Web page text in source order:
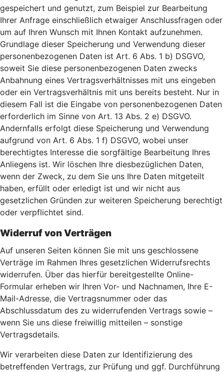
gespeichert und genutzt, zum Beispiel zur Bearbeitung
Ihrer Anfrage einschließlich etwaiger Anschlussfragen oder
um auf Ihren Wunsch mit Ihnen Kontakt aufzunehmen.
Grundlage dieser Speicherung und Verwendung dieser
personenbezogenen Daten ist Art. 6 Abs. 1 b) DSGVO,
soweit Sie diese personenbezogenen Daten zwecks
Anbahnung eines Vertragsverhältnisses mit uns eingeben
oder ein Vertragsverhältnis mit uns bereits besteht. Nur in
diesem Fall ist die Eingabe von personenbezogenen Daten
erforderlich im Sinne von Art. 13 Abs. 2 e) DSGVO.
Andernfalls erfolgt diese Speicherung und Verwendung
aufgrund von Art. 6 Abs. 1 f) DSGVO, wobei unser
berechtigtes Interesse die sorgfältige Bearbeitung Ihres
Anliegens ist. Wir löschen Ihre diesbezüglichen Daten,
wenn der Zweck, zu dem Sie uns Ihre Daten mitgeteilt
haben, erfüllt oder erledigt ist und wir nicht aus
gesetzlichen Gründen zur weiteren Speicherung berechtigt
oder verpflichtet sind.
Widerruf von Verträgen
Auf unseren Seiten können Sie mit uns geschlossene
Verträge im Rahmen Ihres gesetzlichen Widerrufsrechts
widerrufen. Über das hierfür bereitgestellte Online-
Formular erheben wir Ihren Vor- und Nachnamen, Ihre E-
Mail-Adresse, die Vertragsnummer oder das
Abschlussdatum des zu widerrufenden Vertrags sowie –
wenn Sie uns diese freiwillig mitteilen – sonstige
Vertragsdetails.
Wir verarbeiten diese Daten zur Identifizierung des
betreffenden Vertrags, zur Prüfung und ggf. Durchführung